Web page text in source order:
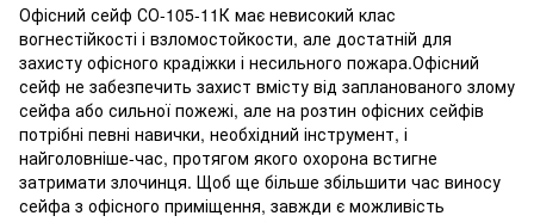
Офісний сейф СО-105-11К має невисокий клас
вогнестійкості і взломостойкости, але достатній для
захисту офісного крадіжки і несильного пожара.Офісний
сейф не забезпечить захист вмісту від запланованого злому
сейфа або сильної пожежі, але на розтин офісних сейфів
потрібні певні навички, необхідний інструмент, і
найголовніше-час, протягом якого охорона встигне
затримати злочинця. Щоб ще більше збільшити час виносу
сейфа з офісного приміщення, завжди є можливість